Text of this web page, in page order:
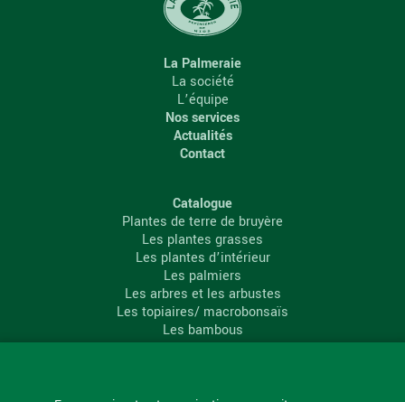
La Palmeraie
La société
L’équipe
Nos services
Actualités
Contact
Catalogue
Plantes de terre de bruyère
Les plantes grasses
Les plantes d’intérieur
Les palmiers
Les arbres et les arbustes
Les topiaires/ macrobonsaïs
Les bambous
Les conifères